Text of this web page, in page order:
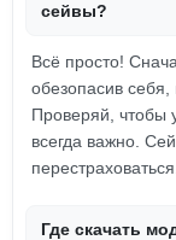
сейвы?
Всё просто!
обезопасив себя,
Проверяй, чтобы
всегда важно.
перестраховаться.
Где скачать